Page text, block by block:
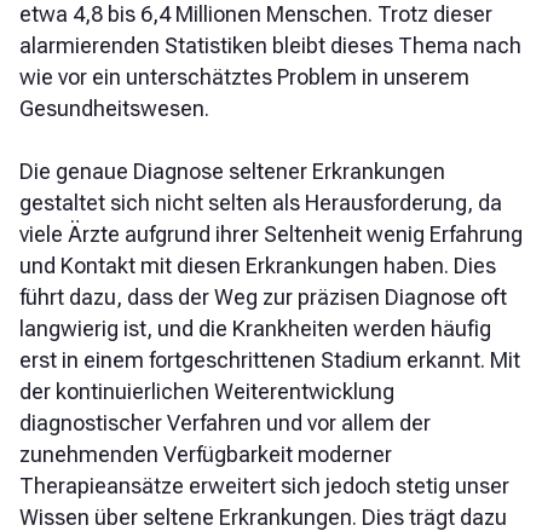
etwa 4,8 bis 6,4 Millionen Menschen. Trotz dieser
alarmierenden Statistiken bleibt dieses Thema nach
wie vor ein unterschätztes Problem in unserem
Gesundheitswesen.
Die genaue Diagnose seltener Erkrankungen
gestaltet sich nicht selten als Herausforderung, da
viele Ärzte aufgrund ihrer Seltenheit wenig Erfahrung
und Kontakt mit diesen Erkrankungen haben. Dies
führt dazu, dass der Weg zur präzisen Diagnose oft
langwierig ist, und die Krankheiten werden häufig
erst in einem fortgeschrittenen Stadium erkannt. Mit
der kontinuierlichen Weiterentwicklung
diagnostischer Verfahren und vor allem der
zunehmenden Verfügbarkeit moderner
Therapieansätze erweitert sich jedoch stetig unser
Wissen über seltene Erkrankungen. Dies trägt dazu